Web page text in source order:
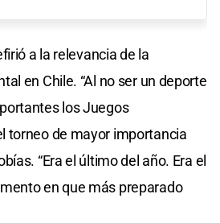
a la relevancia de la
en Chile. “Al no ser un deporte
los Juegos
torneo de mayor importancia
“Era el último del año. Era el
en que más preparado